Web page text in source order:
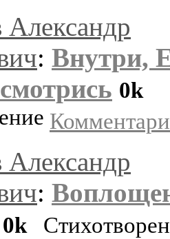
: Внутри,
0k
:
0k